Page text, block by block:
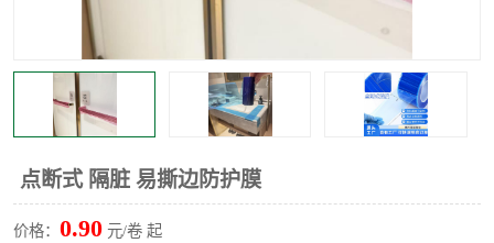
点断式 隔脏 易撕边防护膜
价格： 0.90 元/卷 起
不绣钢板保护膜
窗缝阻风胶带 铝板保护膜
不锈钢板保护膜 一次性隔离膜